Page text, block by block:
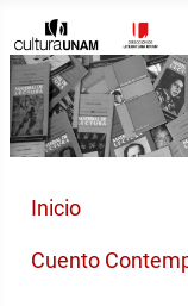
Inicio
Cuento